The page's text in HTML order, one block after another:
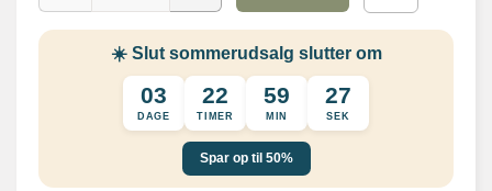
☀️ Slut sommerudsalg slutter om
03
DAGE
22
TIMER
59
MIN
27
SEK
Spar op til 50%